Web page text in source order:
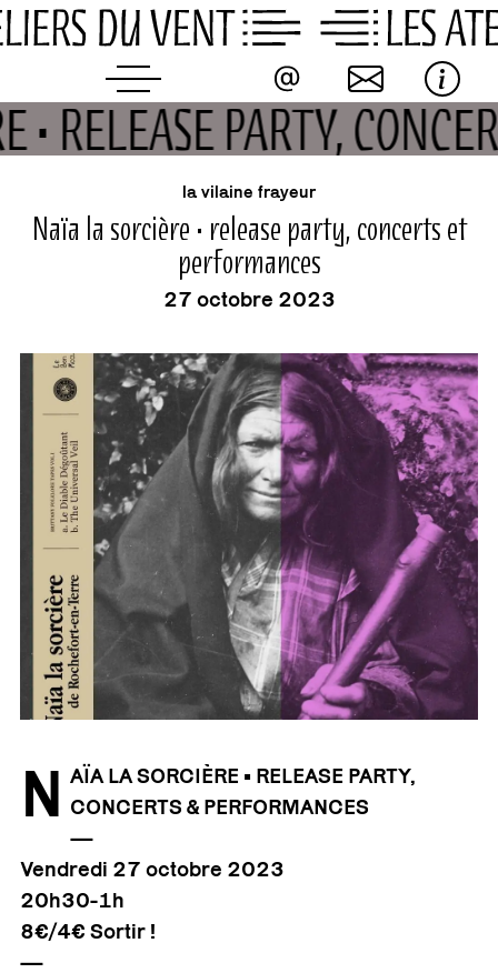
Skip
to
• RELEASE PARTY,
événement
la vilaine frayeur
Naïa la sorcière • release party, concerts et
performances
27 octobre 2023
N AÏA LA SORCIÈRE • RELEASE PARTY,
CONCERTS & PERFORMANCES
—
Vendredi 27 octobre 2023
20h30-1h
8€/4€ Sortir !
—